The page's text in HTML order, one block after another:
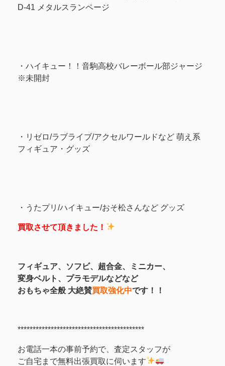
D-41 メタルスランページ
・ハイキュー！！音駒高校バレーボール部ジャージ
※未開封
・リゼロ/ラブライブ/アクセルワールドなど 萌え系
フィギュア・グッズ
・うたプリ/ハイキュー/おそ松さんなど グッズ
買取させて頂きました！
フィギュア、
ソフビ、超合金、ミニカー、
変身ベルト、プラモデルなどなど
おもちゃ全般 大絶賛買取強化中です！！
******************************************
お電話一本の事前予約で、査定スタッフが
ご自宅まで無料出張買取に伺います